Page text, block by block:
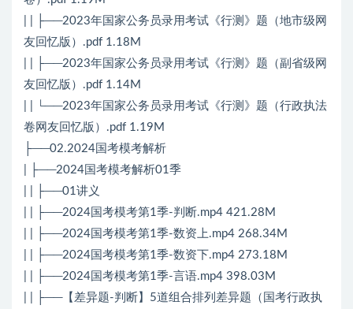
| | ├──2023年国家公务员录用考试《行测》题（地市级网
友回忆版）.pdf 1.18M
| | ├──2023年国家公务员录用考试《行测》题（副省级网
友回忆版）.pdf 1.14M
| | └──2023年国家公务员录用考试《行测》题（行政执法
卷网友回忆版）.pdf 1.19M
├──02.2024国考模考解析
| ├──2024国考模考解析01季
| | ├──01讲义
| | ├──2024国考模考第1季-判断.mp4 421.28M
| | ├──2024国考模考第1季-数资上.mp4 268.34M
| | ├──2024国考模考第1季-数资下.mp4 273.18M
| | ├──2024国考模考第1季-言语.mp4 398.03M
| | ├──【差异题-判断】5道组合排列差异题（国考行政执